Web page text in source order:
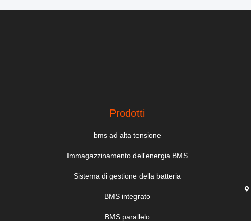
Prodotti
bms ad alta tensione
Immagazzinamento dell'energia BMS
Sistema di gestione della batteria
BMS integrato
BMS parallelo